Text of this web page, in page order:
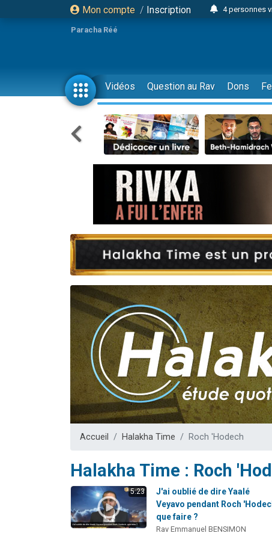
Mon compte / Inscription
4 personnes
Odaya vient
3
3
13
2 personnes
30
Il reste
12
3 personnes
2 personnes
3 personnes
8
61
Ariel vient de
Il reste
Eva vient de
Paracha Réé
Vidéos Question au Rav Dons
Accueil Halakha Time Roch 'Hodech
Halakha Time : Roch
5:23
J'ai oublié de dire Yaalé
Veyavo pendant Roch
que faire ?
Rav Emmanuel BENSIMON